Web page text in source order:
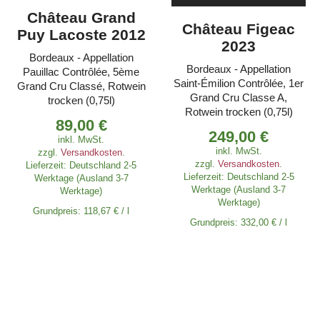
Château Grand
Puy Lacoste 2012
Bordeaux - Appellation
Pauillac Contrôlée, 5ème
Grand Cru Classé, Rotwein
trocken (0,75l)
89,00 €
inkl. MwSt.
zzgl. Versandkosten.
Lieferzeit: Deutschland 2-5
Werktage (Ausland 3-7
Werktage)
Grundpreis: 118,67€ /l
Château Figeac
2023
Bordeaux - Appellation
Saint-Émilion Contrôlée, 1er
Grand Cru Classe A,
Rotwein trocken (0,75l)
249,00€
inkl. MwSt.
zzgl.Versandkosten
Lieferzeit: Deutschland 2-5
Werktage (Ausland 3-7
Werktage)
Grundpreis:332,00€ /l